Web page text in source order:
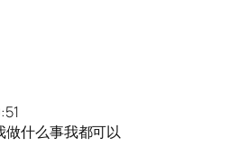
做什么事我都可以